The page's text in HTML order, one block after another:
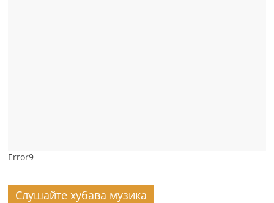
Error9
Слушайте хубава музика